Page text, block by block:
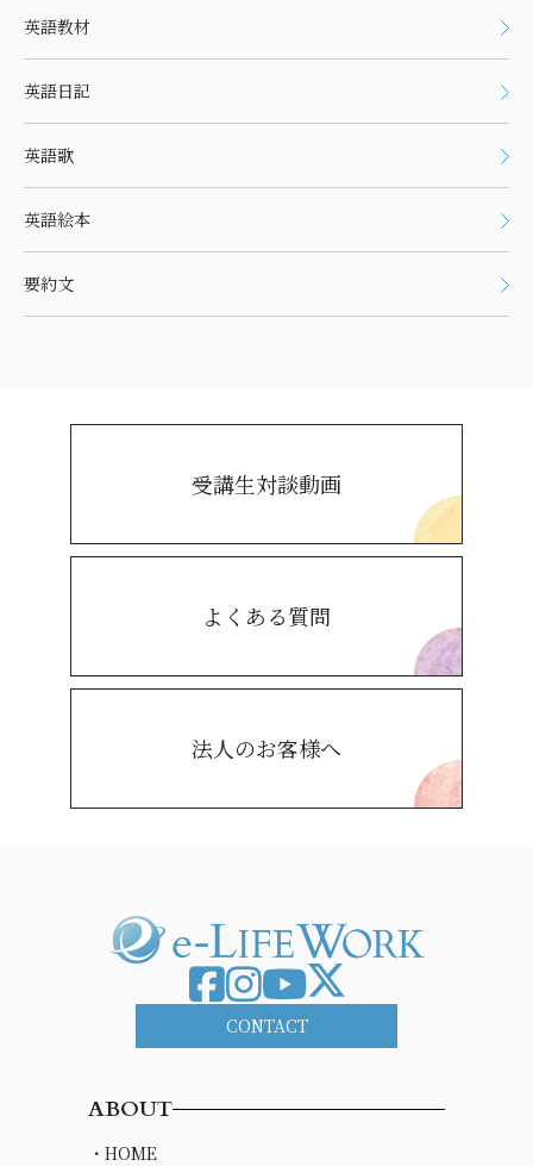
英語教材
英語日記
英語歌
英語絵本
要約文
受講生対談動画
よくある質問
法人のお客様へ
CONTACT
ABOUT
・HOME